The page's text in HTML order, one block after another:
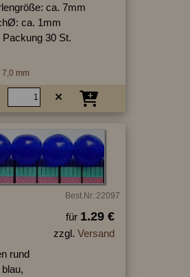
ca. 7mm
ca. 1mm
Packung 30 St.
7,0 mm
Best.Nr.:22097
für 1.29 €
zzgl. Versand
rund